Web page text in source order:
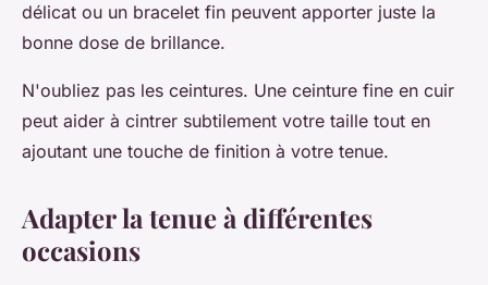
délicat ou un bracelet fin peuvent apporter juste la
bonne dose de brillance.
N'oubliez pas les ceintures. Une ceinture fine en cuir
peut aider à cintrer subtilement votre taille tout en
ajoutant une touche de finition à votre tenue.
Adapter la tenue à différentes
occasions